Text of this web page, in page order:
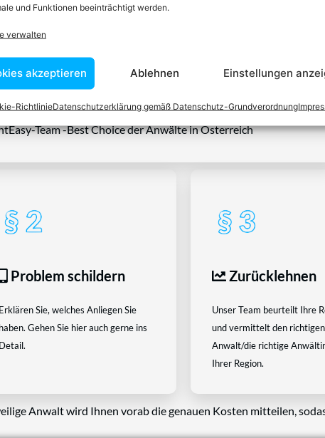
und Funktionen beeinträchtigt werden.
verwalten
akzeptieren Ablehnen Einstellungen
RichtlinieDatenschutzerklärung gemäß Datenschutz-Grundverordnung
ist dafür da, über Rechtsfragen zu beraten und Klienten vor
im Bereich der Rechtsberatung zu erbringen und
kennt er alle relevanten Herausforderungen dieses Systems
Team -Best Choice der Anwälte in Österreich
Problem schildern
Erklären Sie, welches Anliegen Sie
haben. Gehen Sie hier auch gerne ins
Detail.
Zurücklehnen
Unser Team beurteilt Ihre
und vermittelt den richtigen
Anwalt/die richtige
Ihrer Region.
Anwalt wird Ihnen vorab die genauen Kosten mitteilen,